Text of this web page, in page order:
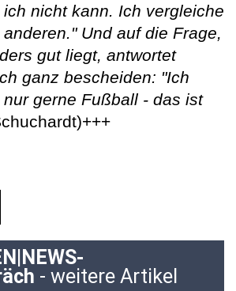
nicht kann. Ich vergleiche
Und auf die Frage,
gut liegt, antwortet
ganz bescheiden: "Ich
gerne Fußball - das ist
- weitere Artikel